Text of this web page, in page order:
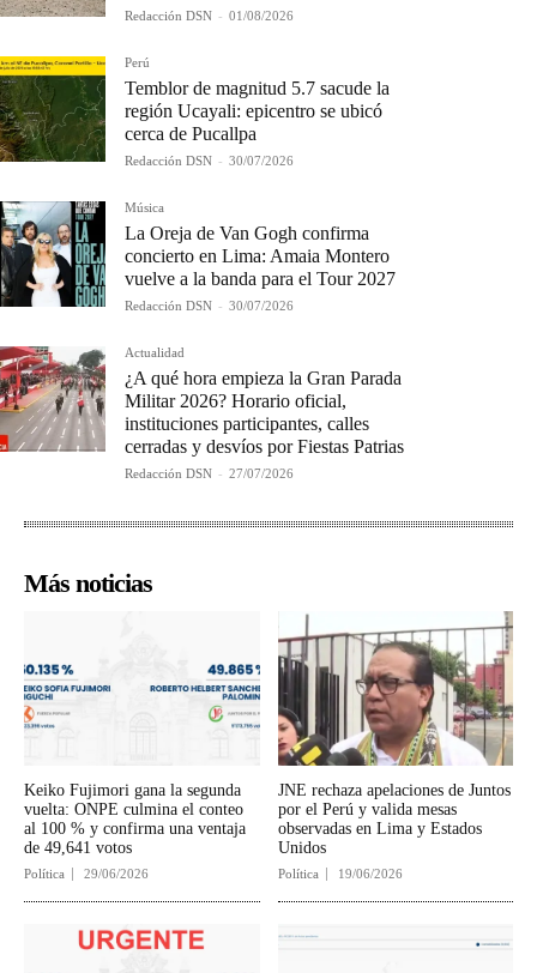
Redacción DSN - 01/08/2026
Perú
Temblor de magnitud 5.7 sacude la
región Ucayali: epicentro se ubicó
cerca de Pucallpa
Redacción DSN - 30/07/2026
Música
La Oreja de Van Gogh confirma
concierto en Lima: Amaia Montero
vuelve a la banda para el Tour 2027
Redacción DSN - 30/07/2026
Actualidad
¿A qué hora empieza la Gran Parada
Militar 2026? Horario oficial,
instituciones participantes, calles
cerradas y desvíos por Fiestas Patrias
Redacción DSN - 27/07/2026
Más noticias
Keiko Fujimori gana la segunda
vuelta: ONPE culmina el conteo
al 100 % y confirma una ventaja
de 49,641 votos
Política 29/06/2026
JNE rechaza apelaciones de Juntos
por el Perú y valida mesas
observadas en Lima y Estados
Unidos
Política 19/06/2026